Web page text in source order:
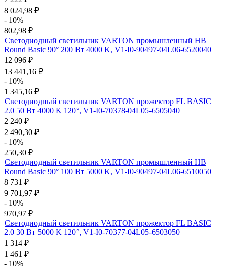
8 024,98 ₽
- 10%
802,98 ₽
Светодиодный светильник VARTON промышленный HB
Round Basic 90° 200 Вт 4000 K, V1-I0-90497-04L06-6520040
12 096 ₽
13 441,16 ₽
- 10%
1 345,16 ₽
Светодиодный светильник VARTON прожектор FL BASIC
2.0 50 Вт 4000 K 120°, V1-I0-70378-04L05-6505040
2 240 ₽
2 490,30 ₽
- 10%
250,30 ₽
Светодиодный светильник VARTON промышленный HB
Round Basic 90° 100 Вт 5000 K, V1-I0-90497-04L06-6510050
8 731 ₽
9 701,97 ₽
- 10%
970,97 ₽
Светодиодный светильник VARTON прожектор FL BASIC
2.0 30 Вт 5000 K 120°, V1-I0-70377-04L05-6503050
1 314 ₽
1 461 ₽
- 10%